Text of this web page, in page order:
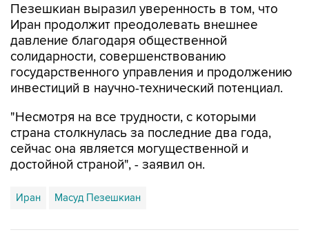
Пезешкиан выразил уверенность в том, что
Иран продолжит преодолевать внешнее
давление благодаря общественной
солидарности, совершенствованию
государственного управления и продолжению
инвестиций в научно-технический потенциал.
"Несмотря на все трудности, с которыми
страна столкнулась за последние два года,
сейчас она является могущественной и
достойной страной", - заявил он.
Иран Масуд Пезешкиан